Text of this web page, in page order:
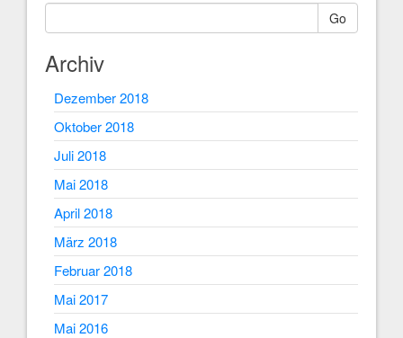
Go
Archiv
Dezember 2018
Oktober 2018
Juli 2018
Mai 2018
April 2018
März 2018
Februar 2018
Mai 2017
Mai 2016